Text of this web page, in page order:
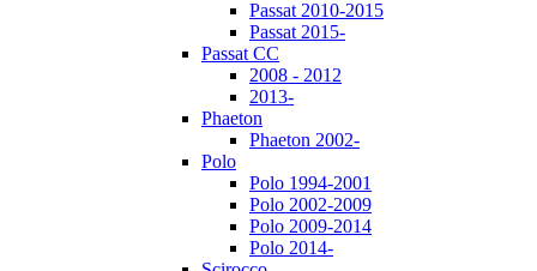
Passat 2010-2015
Passat 2015-
Passat CC
2008 - 2012
2013-
Phaeton
Phaeton 2002-
Polo
Polo 1994-2001
Polo 2002-2009
Polo 2009-2014
Polo 2014-